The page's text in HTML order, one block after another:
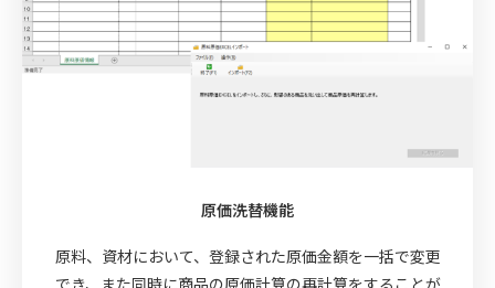
原価洗替機能
原料、資材において、登録された原価金額を一括で変更